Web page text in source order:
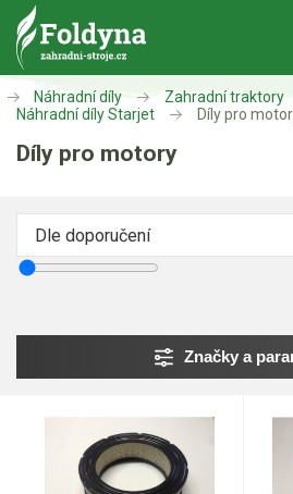
Zahradní traktory
Zahradní traktory
Aku traktory
Příslušenství
Benzínové sekačky
Robotické sekačky
Bubnové sekačky
Náhradní díly
Zahradní traktory
Náhradní díly Starjet
Díly pro
Díly pro motory
Značky a